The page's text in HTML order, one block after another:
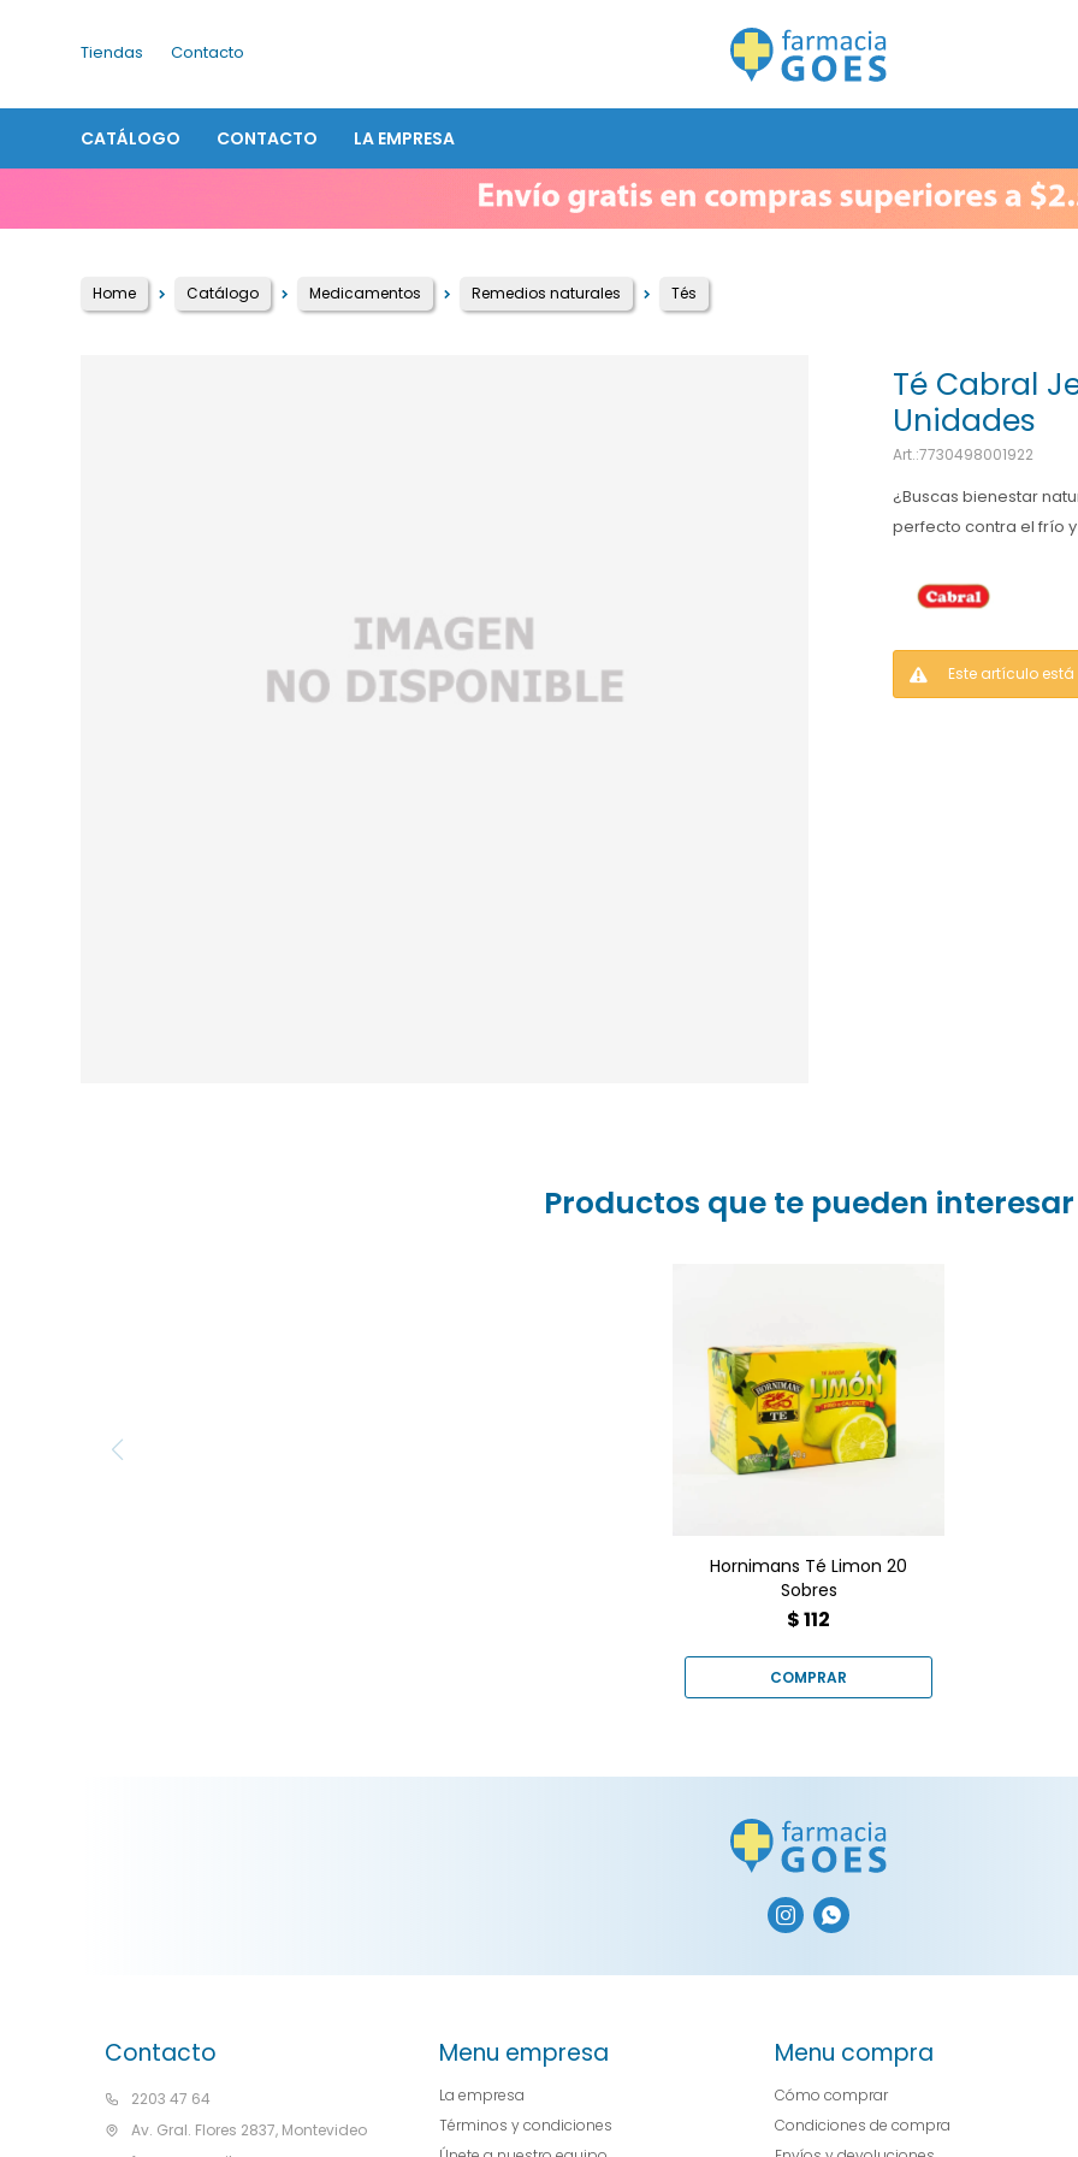
CATÁLOGO CONTACTO LA EMPRESA
Tiendas Contacto
Home Catálogo Medicamentos Remedios naturales Tés
Té Cabral
Unidades
7730498001922
¿Buscas bienestar
perfecto contra el frío
Este artículo
Productos que te pueden interesar
Disfruta el aroma cítrico
de Hornimans Té Limón 20
sobres. ? Perfecto
caliente o frío.
¡Consíguelo al mejor
precio en Farmacia Goes!
Compra online aquí. ?
Hornimans Té Limon 20
Sobres
$112
 
Contacto
2203 47 64
Av. Gral. Flores 2837, Montevideo
Menu empresa
La empresa
Términos y condiciones
Menu compra
Cómo comprar
Condiciones de compra